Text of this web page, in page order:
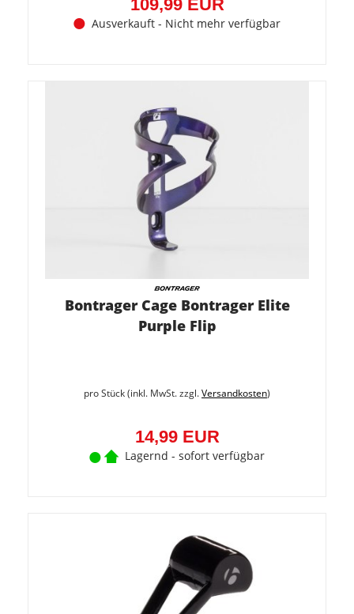
109,99 EUR
Ausverkauft - Nicht mehr verfügbar
Bontrager Cage Bontrager Elite
Purple Flip
pro Stück (inkl. MwSt. zzgl.Versandkosten)
14,99 EUR
Lagernd - sofort verfügbar